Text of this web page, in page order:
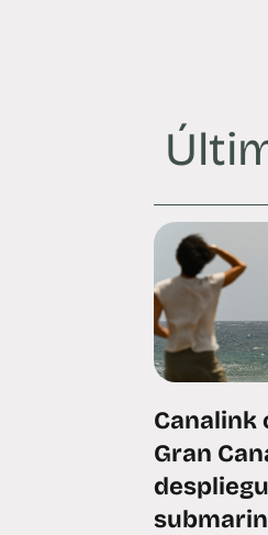
Canalink
Gran